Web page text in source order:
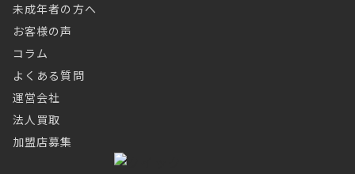
未成年者の方へ
お客様の声
コラム
よくある質問
運営会社
法人買取
加盟店募集